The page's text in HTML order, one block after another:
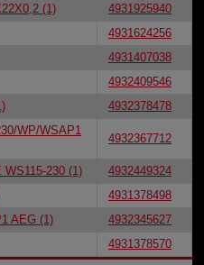
(1)
4931925940
4931624256
4931407038
4932409546
4932378478
WP/WSAP1
4932367712
230 (1)
4932449324
4931378498
AEG (1)
4932345627
4931378570